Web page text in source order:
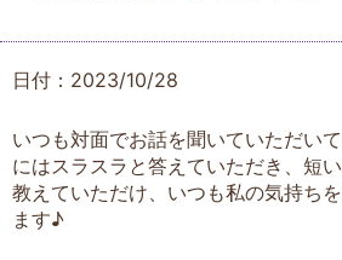
日付：2023/10/28
いつも対面でお話を聞いていただい
にはスラスラと答えていただき、短
教えていただけ、いつも私の気持ち
ます♪